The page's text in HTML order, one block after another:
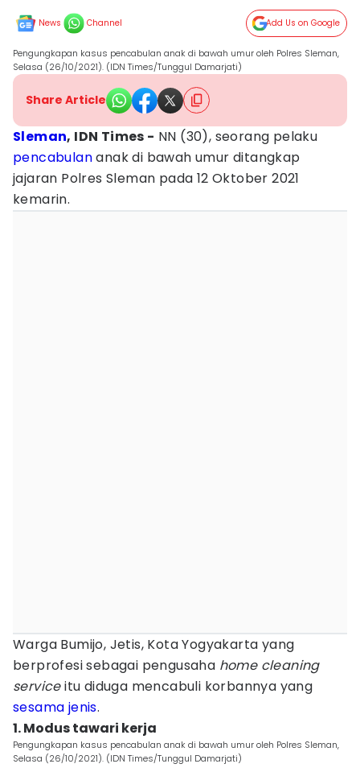
News Channel Add Us on Google
Pengungkapan kasus pencabulan anak di bawah umur oleh Polres Sleman,
Selasa (26/10/2021). (IDN Times/Tunggul Damarjati)
Share Article
Sleman, IDN Times - NN (30), seorang pelaku
pencabulananak di bawah umur ditangkap
jajaran Polres Sleman pada 12 Oktober 2021
kemarin.
Warga Bumijo, Jetis, Kota Yogyakarta yang
berprofesi sebagai pengusaha home cleaning
serviceitu diduga mencabuli korbannya yang
sesama jenis.
1. Modus tawari kerja
Pengungkapan kasus pencabulan anak di bawah umur oleh Polres Sleman,
Selasa (26/10/2021). (IDN Times/Tunggul Damarjati)